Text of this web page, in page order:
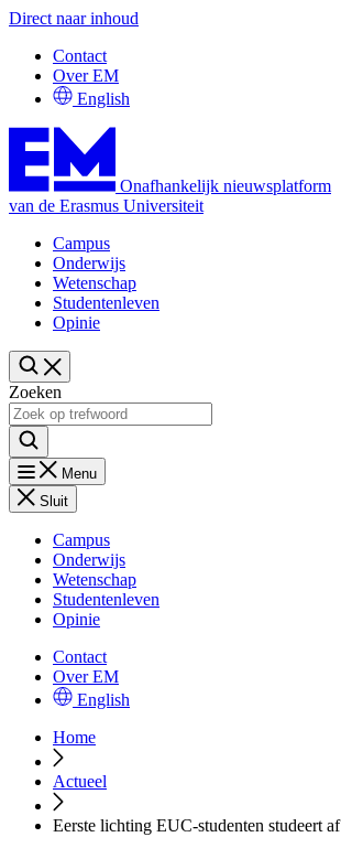
Direct naar inhoud
Contact
Over EM
English
Onafhankelijk nieuwsplatform
van de Erasmus Universiteit
Campus
Onderwijs
Wetenschap
Studentenleven
Opinie
Zoeken
Menu
Sluit
Campus
Onderwijs
Wetenschap
Studentenleven
Opinie
Contact
Over EM
English
Home
Actueel
Eerste lichting EUC-studenten studeert af